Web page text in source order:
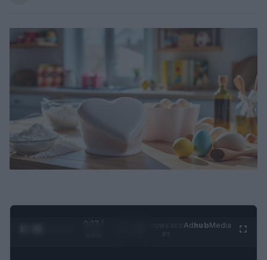
0:27 /
AdhubMedia